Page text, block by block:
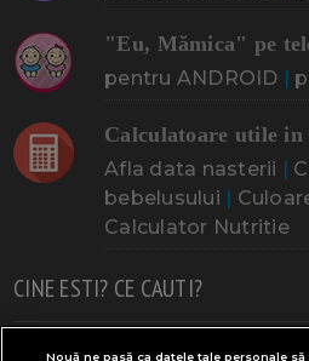
"Eu, Mămica" pe
pentru ANDROID |
Calculatoare utile in
Afla data nasterii |
bebelusului |
Calculator Nutritie
CINE ESTI? CE CAUTI?
Doresc un copil Adoptia
Nouă ne pasă ca datele tale personale